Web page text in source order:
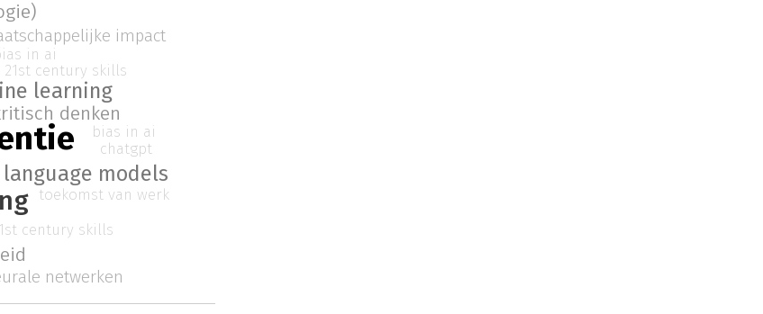
learning
models
denken
netwerken
impact
in ai
21st century skills
toekomst van werk
bias in ai
century skills
chatgpt